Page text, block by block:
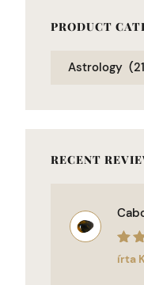
PRODUCT
RECENT
írta